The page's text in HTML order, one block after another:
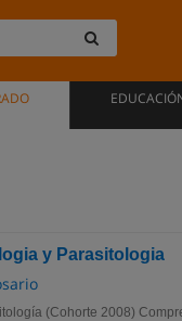
y Parasitologia
(Cohorte 2008)